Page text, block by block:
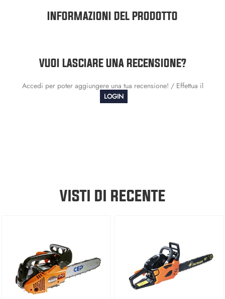
INFORMAZIONI DEL PRODOTTO
VUOI LASCIARE UNA RECENSIONE?
Accedi per poter aggiungere una tua recensione! / Effettua il
LOGIN
VISTI DI RECENTE